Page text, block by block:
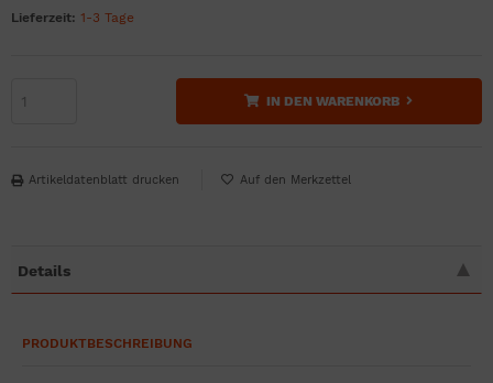
Lieferzeit: 1-3 Tage
IN DEN WARENKORB
Artikeldatenblatt drucken
Details
PRODUKTBESCHREIBUNG